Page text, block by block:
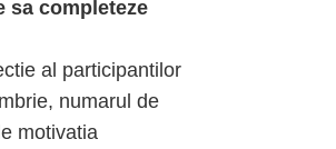
sa completeze
al participantilor
numarul de
motivatia